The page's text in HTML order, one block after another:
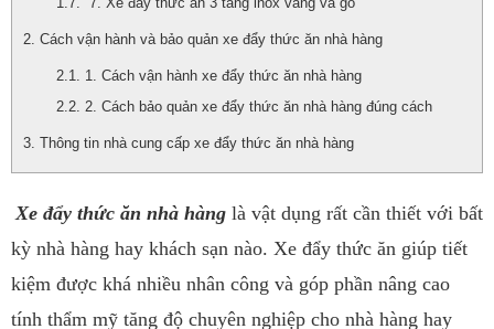
Cách vận hành và bảo quản xe đẩy thức ăn nhà hàng
1. Cách vận hành xe đẩy thức ăn nhà hàng
2. Cách bảo quản xe đẩy thức ăn nhà hàng đúng cách
Thông tin nhà cung cấp xe đẩy thức ăn nhà hàng
Xe đẩy thức ăn nhà hàng là vật dụng rất cần thiết với bất
kỳ nhà hàng hay khách sạn nào. Xe đẩy thức ăn giúp tiết
kiệm được khá nhiều nhân công và góp phần nâng cao
tính thẩm mỹ tăng độ chuyên nghiệp cho nhà hàng hay